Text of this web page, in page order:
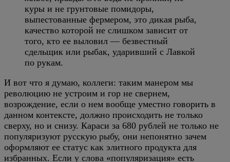
куры и не грунтовые помидоры,
выпестованные фермером, это дикая рыба,
качество которой не слишком зависит от
того, кто ее выловил — безвестный
сдельщик или рыбак, ударивший с Лавкой
по рукам.
И вот что я думаю, коллеги: таким манером мы
революцию не устроим и гор не свернем,
возрождение, если о нем вообще уместно говорить в
данном контексте, должно происходить не только
сверху, но и снизу. Караси за 680 рублей не только не
популяризуют русскую рыбу, они непонятно зачем
оформляют ее статус как элитного продукта для
избранных. Если у слова «популяризация» есть